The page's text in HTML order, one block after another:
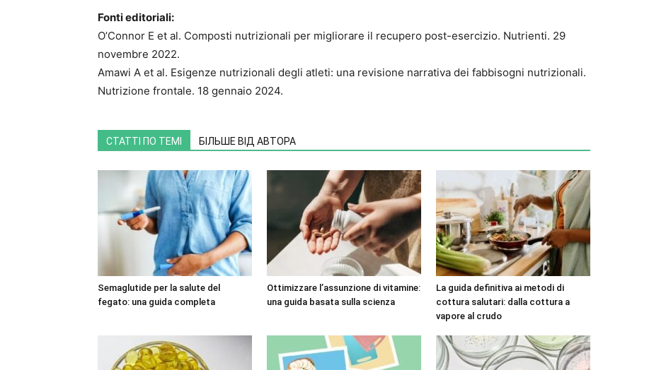
Fonti editoriali:
O’Connor E et al. Composti nutrizionali per migliorare il recupero post-esercizio. Nutrienti. 29
novembre 2022.
Amawi A et al. Esigenze nutrizionali degli atleti: una revisione narrativa dei fabbisogni nutrizionali.
Nutrizione frontale. 18 gennaio 2024.
СТАТТІ ПО ТЕМІ БІЛЬШЕ ВІД АВТОРА
Semaglutide per la salute del
fegato: una guida completa
Ottimizzare l’assunzione di vitamine:
una guida basata sulla scienza
La guida definitiva ai metodi di
cottura salutari: dalla cottura a
vapore al crudo